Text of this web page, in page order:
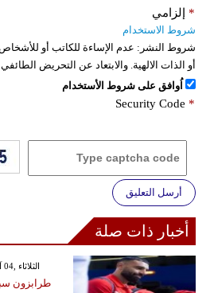
إلزامي *
شروط الاستخدام
شروط النشر: عدم الإساءة للكاتب أو
أو الذات الالهية. والابتعاد عن التحريض
اُوافق على شروط الأستخدام
Security Code *
أرسل التعليق
أخبار ذات صلة
GMT 22:02 2026 الثلاثاء ,04 آب / أغسطس
طرابزون